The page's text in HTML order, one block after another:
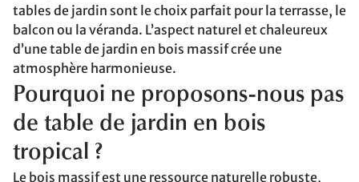
tables de jardin sont le choix parfait pour la terrasse, le
balcon ou la véranda. L’aspect naturel et chaleureux
d’une table de jardin en bois massif crée une
atmosphère harmonieuse.
Pourquoi ne proposons-nous pas
de table de jardin en bois
tropical ?
Le bois massif est une ressource naturelle robuste,